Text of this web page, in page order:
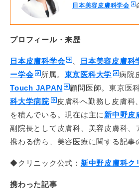
日本美容皮膚科学会
プロフィール・来歴
日本皮膚科学会 日本美容皮膚科
ー学会
所属。 東京医科大学 病院
Touch JAPAN
顧問医師。東京医
科大学病院
皮膚科へ勤務し皮膚科
を積んでいる。現在は主に 新中野皮
副院長として皮膚科、美容皮膚科、
携わる傍ら、美容医療に関する記事
◆クリニック公式： 新中野皮膚科ク
携わった記事